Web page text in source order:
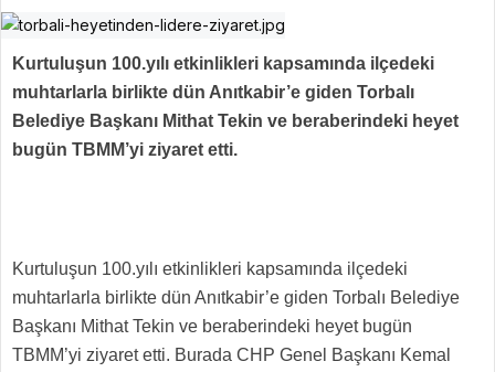
Kurtuluşun 100.yılı etkinlikleri kapsamında ilçedeki
muhtarlarla birlikte dün Anıtkabir’e giden Torbalı
Belediye Başkanı Mithat Tekin ve beraberindeki heyet
bugün TBMM’yi ziyaret etti.
Kurtuluşun 100.yılı etkinlikleri kapsamında ilçedeki
muhtarlarla birlikte dün Anıtkabir’e giden Torbalı Belediye
Başkanı Mithat Tekin ve beraberindeki heyet bugün
TBMM’yi ziyaret etti. Burada CHP Genel Başkanı Kemal